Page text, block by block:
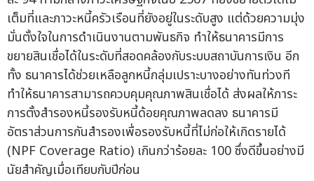
เต็มที่และภาวะหนี้ครัวเรือนที่ยังอยู่ในระดับสูง แต่ด้วยความมุ่ง
มั่นตั้งใจในการดำเนินงานตามพันธกิจ ทำให้ธนาคารมีการ
ขยายสินเชื่อได้ในระดับที่สอดคล้องกับระบบสถาบันการเงิน อีก
ทั้ง ธนาคารได้ช่วยเหลือลูกหนี้กลุ่มเปราะบางอย่างทันท่วงที
ทำให้ธนาคารสามารถควบคุมคุณภาพสินเชื่อได้ ส่งผลให้ภาระ
การตั้งสำรองหนี้รองรับหนี้ด้อยคุณภาพลดลง ธนาคารมี
อัตราส่วนการกันสำรองเพื่อรองรับหนี้ที่ไม่ก่อให้เกิดรายได้
(NPF Coverage Ratio) เกินกว่าร้อยละ 100 ซึ่งดีขึ้นอย่างมี
นัยสำคัญเมื่อเทียบกับปีก่อน